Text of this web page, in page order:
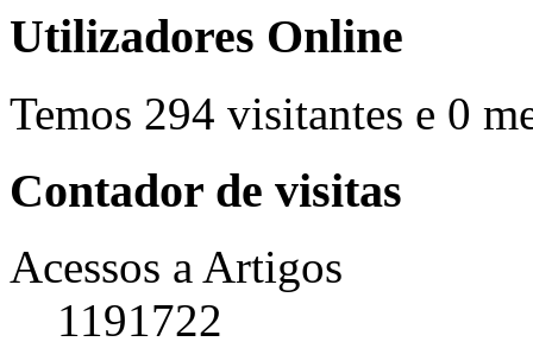
Utilizadores Online
Temos 294 visitantes e 0
Contador de visitas
Acessos a Artigos
1191722